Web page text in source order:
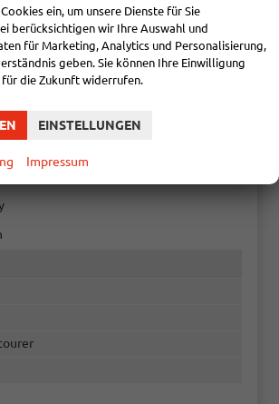
DIE WELT VON CUPRA
Sie persönlich zu beraten und Ihnen zu
Modell für Ihre Bedürfnisse zu finden.
Erfahrung im Automobilhandel und
ein, um unsere Dienste für Sie
berücksichtigen wir Ihre Auswahl und
für Marketing, Analytics und Personalisierung,
geben. Sie können Ihre Einwilligung
die Zukunft widerrufen.
EINSTELLUNGEN
Impressum